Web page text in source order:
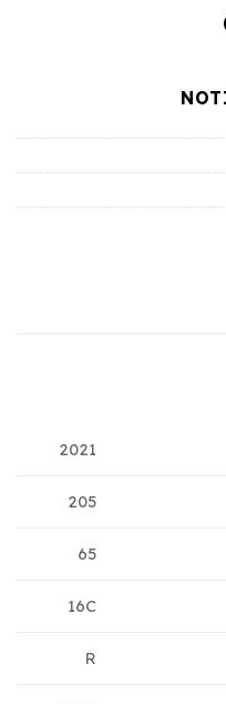
2021
205
65
16C
R